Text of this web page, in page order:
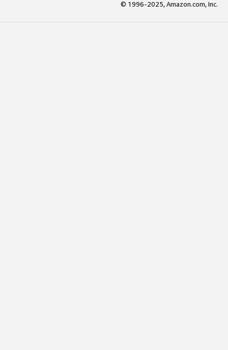
© 1996-2025, Amazon.com, Inc.